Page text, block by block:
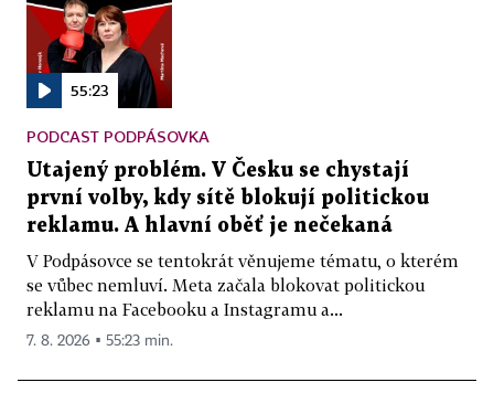
55:23
PODCAST PODPÁSOVKA
Utajený problém. V Česku se chystají
první volby, kdy sítě blokují politickou
reklamu. A hlavní oběť je nečekaná
V Podpásovce se tentokrát věnujeme tématu, o kterém
se vůbec nemluví. Meta začala blokovat politickou
reklamu na Facebooku a Instagramu a...
7. 8. 2026 ▪ 55:23 min.